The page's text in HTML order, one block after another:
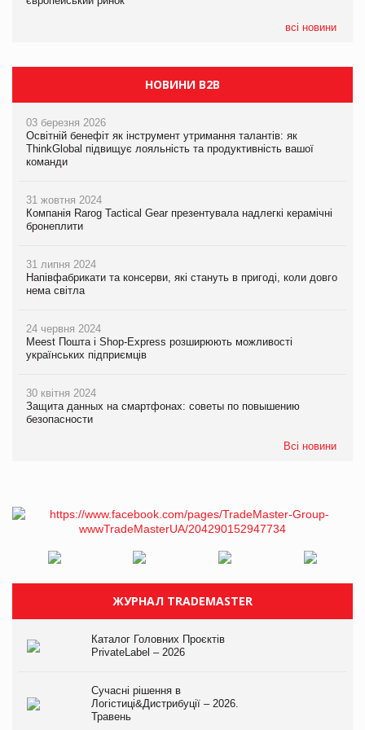
всі новини
НОВИНИ B2B
03 березня 2026
Освітній бенефіт як інструмент утримання талантів: як
ThinkGlobal підвищує лояльність та продуктивність вашої
команди
31 жовтня 2024
Компанія Rarog Tactical Gear презентувала надлегкі керамічні
бронеплити
31 липня 2024
Напівфабрикати та консерви, які стануть в пригоді, коли довго
нема світла
24 червня 2024
Meest Пошта і Shop-Express розширюють можливості
українських підприємців
30 квітня 2024
Защита данных на смартфонах: советы по повышению
безопасности
Всі новини
ЖУРНАЛ TRADEMASTER
Каталог Головних Проєктів
PrivateLabel – 2026
Сучасні рішення в
Логістиці&Дистрибуції – 2026.
Травень